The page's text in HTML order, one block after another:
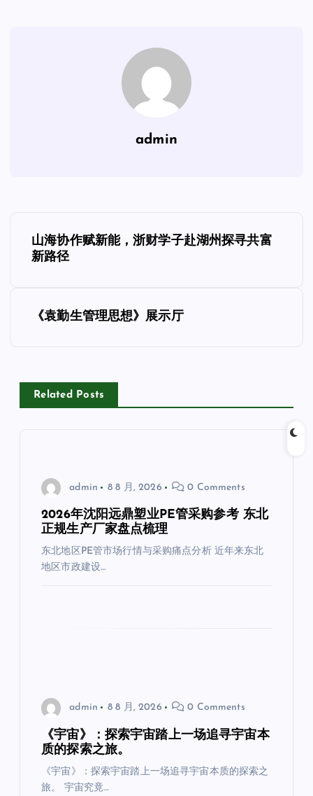
admin
文
章
山海协作赋新能，浙财学子赴湖州探寻共富
新路径
《袁勤生管理思想》展示厅
Related Posts
admin 8 8 月, 2026 0 Comments
2026年沈阳远鼎塑业PE管采购参考 东北
正规生产厂家盘点梳理
东北地区PE管市场行情与采购痛点分析 近年来东北
地区市政建设…
admin 8 8 月, 2026 0 Comments
《宇宙》：探索宇宙踏上一场追寻宇宙本
质的探索之旅。
《宇宙》：探索宇宙踏上一场追寻宇宙本质的探索之
旅。 宇宙究竟…